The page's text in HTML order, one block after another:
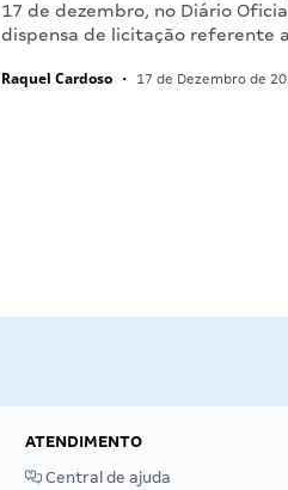
17 de dezembro, no Diário
dispensa de licitação referente
Raquel Cardoso • 17 de Dezembro de
ATENDIMENTO
Central de ajuda